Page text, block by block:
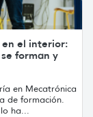
el interior:
forman y
en Mecatrónica
de formación.
ha...